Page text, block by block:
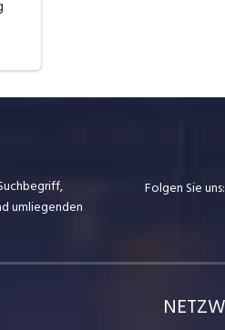
umliegenden
Folgen Sie uns